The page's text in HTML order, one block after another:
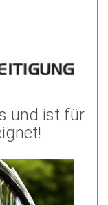
und ist für